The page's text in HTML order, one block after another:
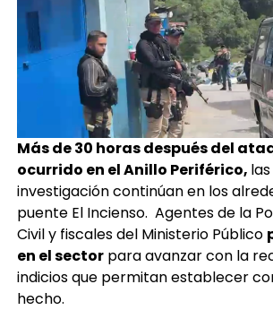
Más de 30 horas después del
ocurrido en el Anillo Periférico,
investigación continúan en los
puente El Incienso. Agentes de la
Civil y fiscales del Ministerio Público
en el sectorpara avanzar con la
indicios que permitan establecer
hecho.